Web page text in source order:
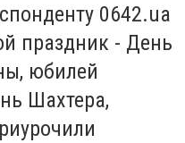
0642.ua
праздник - День
юбилей
Шахтера,